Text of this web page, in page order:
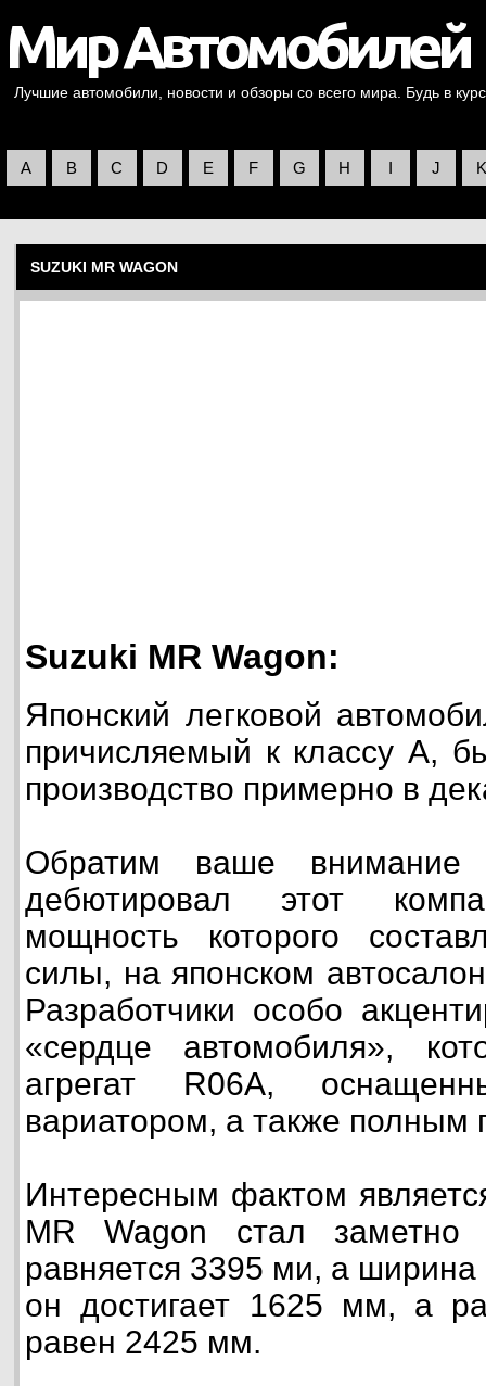
Лучшие автомобили, новости и обзоры со всего мира. Будь в
A B C D E F G H I J K
SUZUKI MR WAGON
Suzuki MR Wagon:
Японский легковой
причисляемый к классу А,
производство примерно в
Обратим ваше
дебютировал этот
мощность которого
силы, на японском
Разработчики особо
«сердце автомобиля»,
агрегат R06A,
вариатором, а также полным
Интересным фактом
MR Wagon стал
равняется 3395 ми, а
он достигает 1625 мм, а
равен 2425 мм.